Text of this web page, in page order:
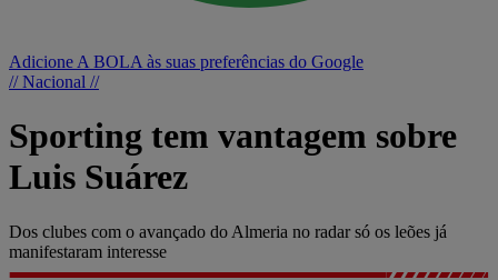
Adicione A BOLA às suas preferências do Google
// Nacional //
Sporting tem vantagem sobre
Luis Suárez
Dos clubes com o avançado do Almeria no radar só os leões já
manifestaram interesse